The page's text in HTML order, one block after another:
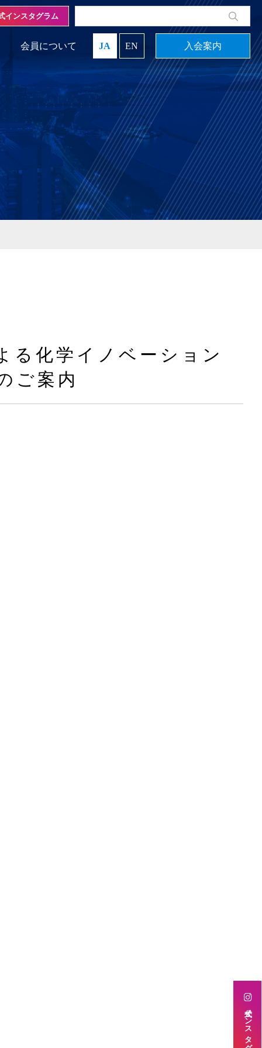
会員について JA EN 入会案内
インスタグラム
る化学イノベーション
ご案内
公式インスタグラム